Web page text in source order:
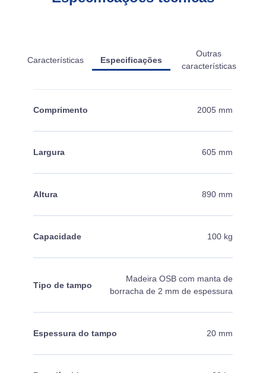
Características Especificações
Outras
características
Comprimento 2005 mm
Largura 605 mm
Altura 890 mm
Capacidade 100 kg
Tipo de tampo
Madeira OSB com manta de
borracha de 2 mm de espessura
Espessura do tampo 20 mm